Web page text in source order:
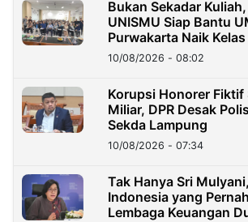
Bukan Sekadar
UNISMU Siap Bantu
Purwakarta Naik Kelas
10/08/2026 - 08:02
Korupsi Honorer Fiktif
Miliar, DPR Desak
Sekda Lampung
10/08/2026 - 07:34
Tak Hanya Sri
Indonesia yang
Lembaga Keuangan